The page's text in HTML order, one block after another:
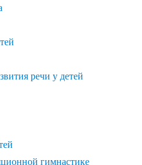
речи у детей
гимнастике